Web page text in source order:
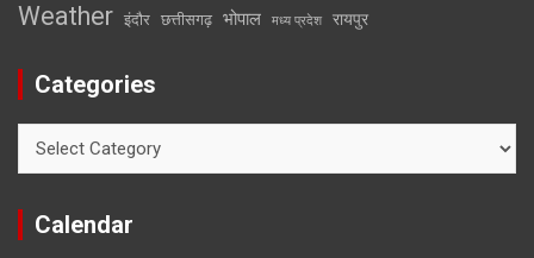
Weather इंदौर छत्तीसगढ़ भोपाल मध्य प्रदेश रायपुर
Categories
Calendar